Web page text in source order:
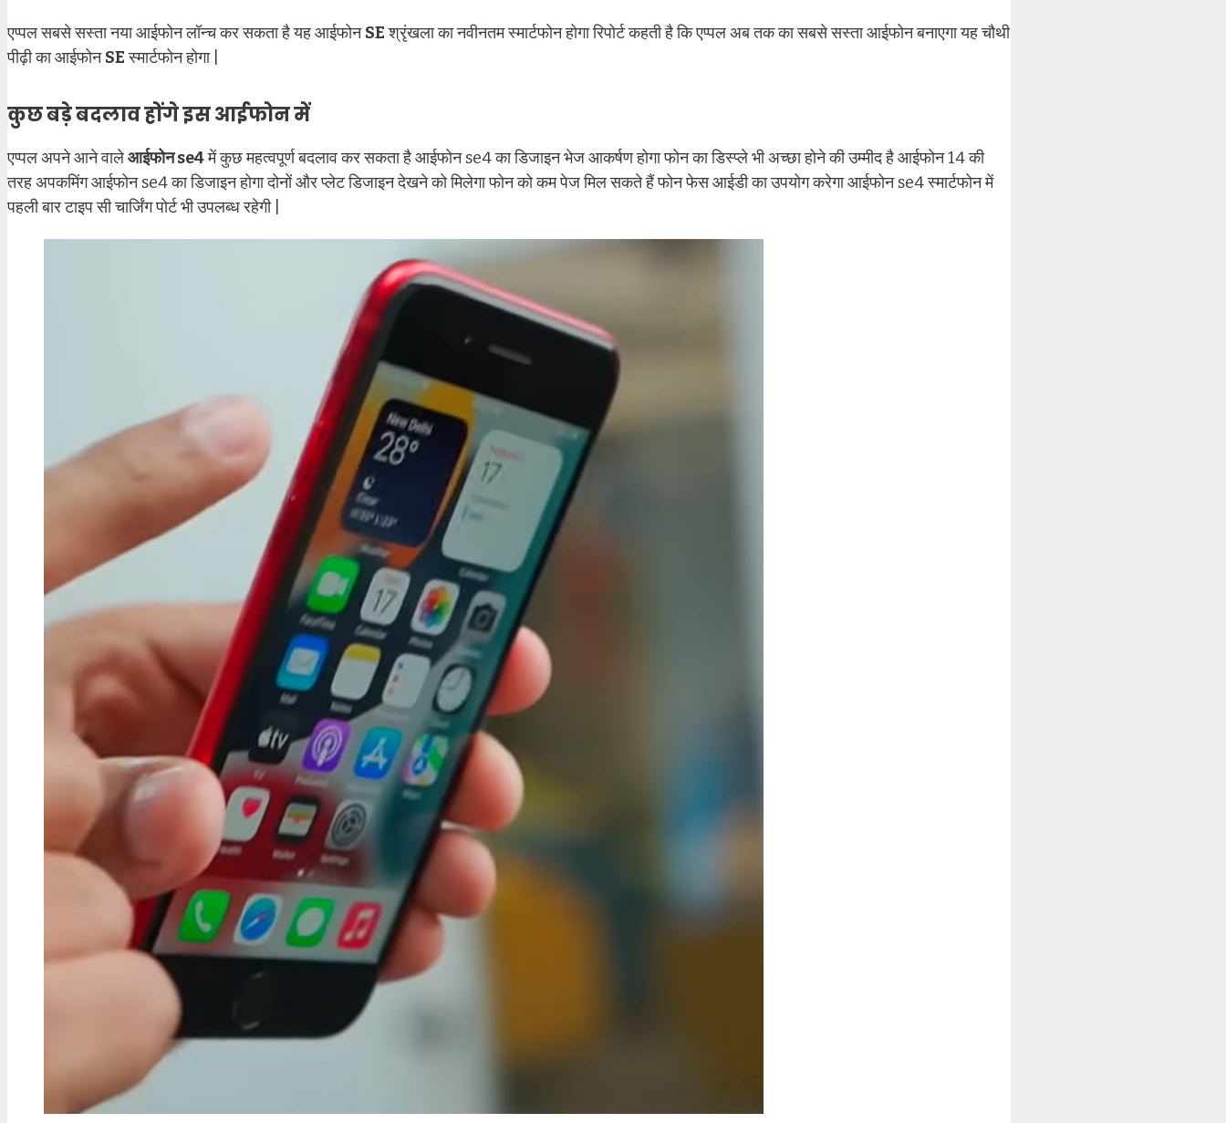
एप्पल सबसे सस्ता नया आईफोन लॉन्च कर सकता है यह आईफोनSEश्रृंखला का नवीनतम स्मार्टफोन होगा रिपोर्ट कहती है कि एप्पल अब तक का सबसे सस्ता आईफोन बनाएगा यह चौथी
पीढ़ी का आईफोनSEस्मार्टफोन होगा |
कुछ बड़े बदलाव होंगे इस आईफोन में
एप्पल अपने आने वालेआईफोन se4में कुछ महत्वपूर्ण बदलाव कर सकता है आईफोन se4 का डिजाइन भेज आकर्षण होगा फोन का डिस्प्ले भी अच्छा होने की उम्मीद है आईफोन 14 की
तरह अपकमिंग आईफोन se4 का डिजाइन होगा दोनों और प्लेट डिजाइन देखने को मिलेगा फोन को कम पेज मिल सकते हैं फोन फेस आईडी का उपयोग करेगा आईफोन se4 स्मार्टफोन में
पहली बार टाइप सी चार्जिंग पोर्ट भी उपलब्ध रहेगी |